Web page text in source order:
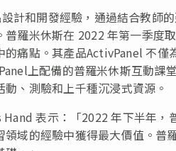
計和開發經驗，通過結合教師
羅米休斯在 2022 年第一季度
的痛點。其產品ActivPanel 不
上配備的普羅米休斯互動
、測驗和上千種沉浸式資源。
表示：「2022 年下半年
域的經驗中獲得最大價值。